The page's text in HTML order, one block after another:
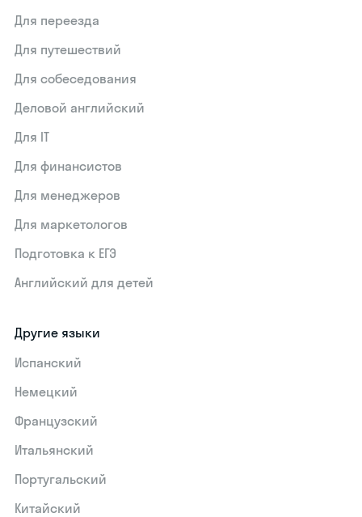
Для переезда
Для путешествий
Для собеседования
Деловой английский
Для IT
Для финансистов
Для менеджеров
Для маркетологов
Подготовка к ЕГЭ
Английский для детей
Другие языки
Испанский
Немецкий
Французский
Итальянский
Португальский
Китайский